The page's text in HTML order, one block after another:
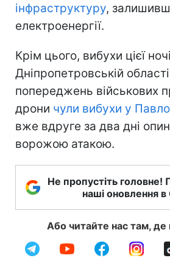
інфраструктуру,
електроенергії.
Крім цього, вибухи цієї
Дніпропетровській
попереджень військових
дрони чули вибухи у
вже вдруге за два дні
ворожою атакою.
Не пропустіть головне!
наші оновлення в
Або читайте нас там, де